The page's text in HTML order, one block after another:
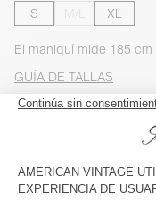
S XL
El maniquí mide 185
GUÍA DE TALLAS
Entrega estimadaentre